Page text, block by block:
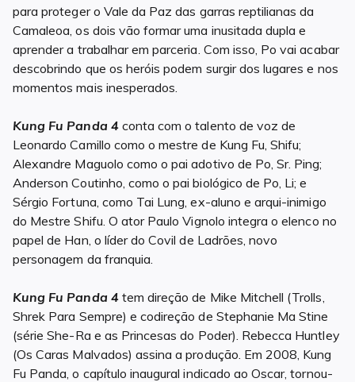
para proteger o Vale da Paz das garras reptilianas da
Camaleoa, os dois vão formar uma inusitada dupla e
aprender a trabalhar em parceria. Com isso, Po vai acabar
descobrindo que os heróis podem surgir dos lugares e nos
momentos mais inesperados.
Kung Fu Panda 4conta com o talento de voz de
Leonardo Camillo como o mestre de Kung Fu, Shifu;
Alexandre Maguolo como o pai adotivo de Po, Sr. Ping;
Anderson Coutinho, como o pai biológico de Po, Li; e
Sérgio Fortuna, como Tai Lung, ex-aluno e arqui-inimigo
do Mestre Shifu. O ator Paulo Vignolo integra o elenco no
papel de Han, o líder do Covil de Ladrões, novo
personagem da franquia.
Kung Fu Panda 4tem direção de Mike Mitchell (Trolls,
Shrek Para Sempre) e codireção de Stephanie Ma Stine
(série She-Ra e as Princesas do Poder). Rebecca Huntley
(Os Caras Malvados) assina a produção. Em 2008, Kung
Fu Panda, o capítulo inaugural indicado ao Oscar, tornou-